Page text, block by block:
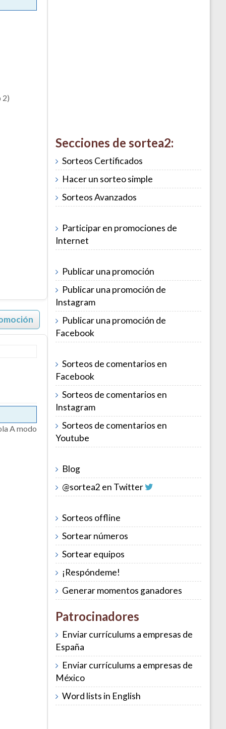
2)
A modo
Secciones de sortea2:
Sorteos Certificados
Hacer un sorteo simple
Sorteos Avanzados
Participar en promociones de
Internet
Publicar una promoción
Publicar una promoción de
Instagram
Publicar una promoción de
Facebook
Sorteos de comentarios en
Facebook
Sorteos de comentarios en
Instagram
Sorteos de comentarios en
Youtube
Blog
@sortea2 en Twitter
Sorteos offline
Sortear números
Sortear equipos
¡Respóndeme!
Generar momentos ganadores
Patrocinadores
Enviar currículums a empresas de
España
Enviar currículums a empresas de
México
Word lists in English